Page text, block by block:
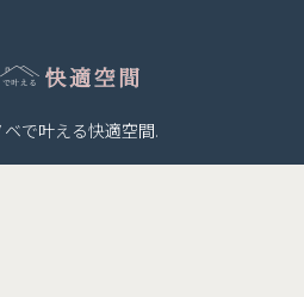
で叶える快適空間.